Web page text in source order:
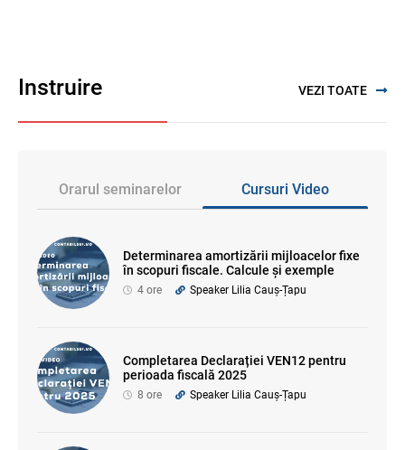
Instruire VEZI TOATE
Orarul seminarelor Cursuri Video
Determinarea amortizării mijloacelor fixe
în scopuri fiscale. Calcule și exemple
4 ore Speaker Lilia Cauș-Țapu
Completarea Declarației VEN12 pentru
perioada fiscală 2025
8 ore Speaker Lilia Cauș-Țapu